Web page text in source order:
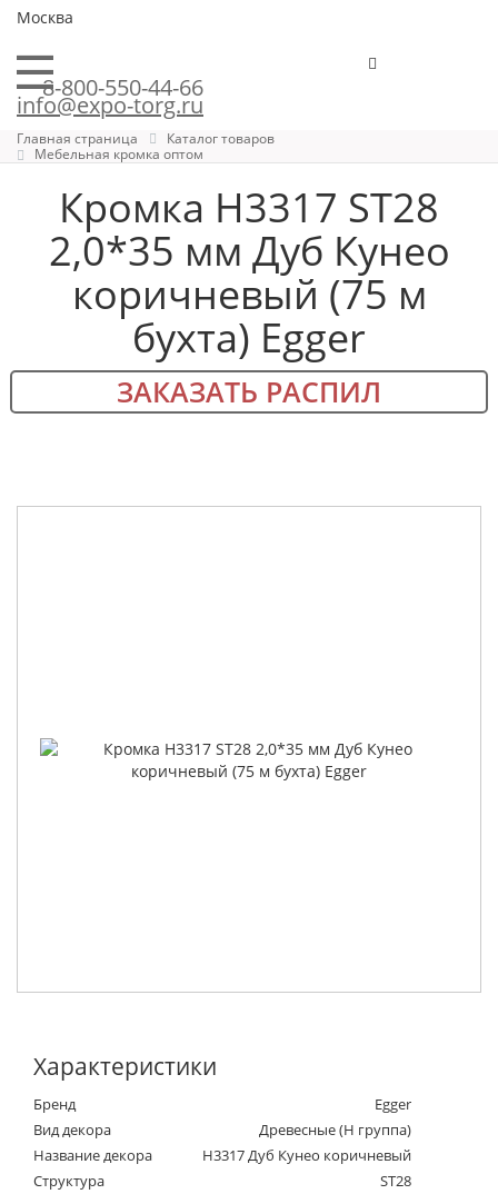
Москва
8-800-550-44-66
info@expo-torg.ru
Главная страница
Каталог товаров
Мебельная кромка оптом
Кромка H3317 ST28
2,0*35 мм Дуб Кунео
коричневый (75 м
бухта) Egger
ЗАКАЗАТЬ РАСПИЛ
Характеристики
Бренд
Egger
Вид декора
Древесные (Н группа)
Название декора
H3317 Дуб Кунео коричневый
Структура
ST28